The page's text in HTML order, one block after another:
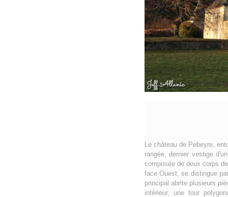
Le château de Pebeyre,
rangée, dernier vestige
composée de deux corps
face Ouest, se distingue
principal abrite plusieurs
intérieur, une tour